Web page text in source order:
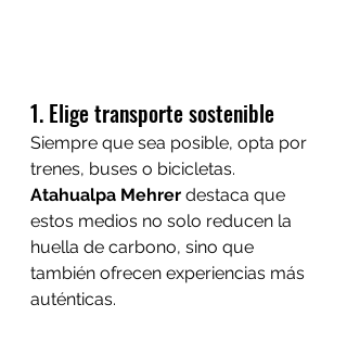
1. Elige transporte sostenible
Siempre que sea posible, opta por
trenes, buses o bicicletas.
Atahualpa Mehrer destaca que
estos medios no solo reducen la
huella de carbono, sino que
también ofrecen experiencias más
auténticas.